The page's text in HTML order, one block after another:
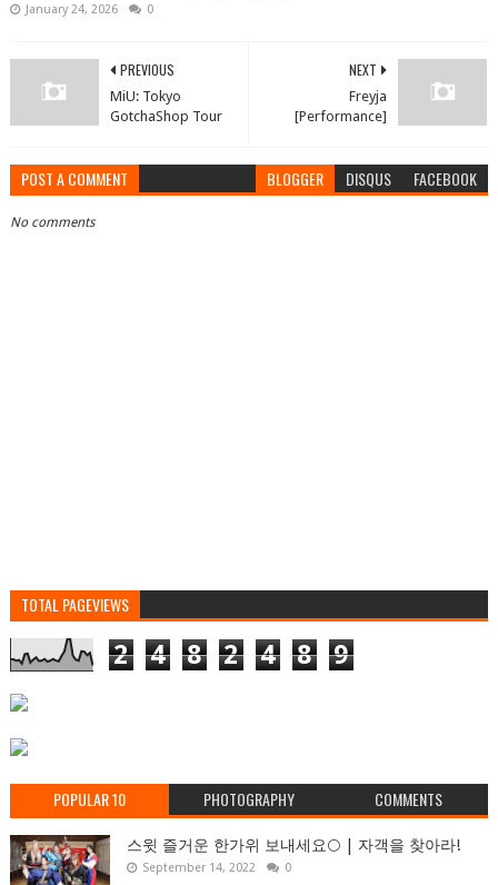
January 24, 2026 0
NEXT
Freyja
[Performance]
PREVIOUS
MiU: Tokyo
GotchaShop Tour
POST A COMMENT BLOGGER DISQUS FACEBOOK
No comments
TOTAL PAGEVIEWS
2 4 8 2 4 8 9
POPULAR 10 PHOTOGRAPHY COMMENTS
스윗 즐거운 한가위 보내세요🌕 | 자객을 찾아라!
September 14, 2022 0